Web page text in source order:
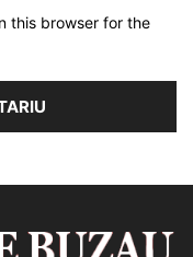
this browser for the